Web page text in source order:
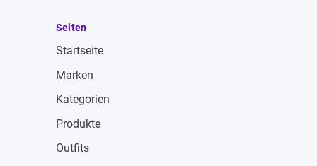
Seiten
Startseite
Marken
Kategorien
Produkte
Outfits